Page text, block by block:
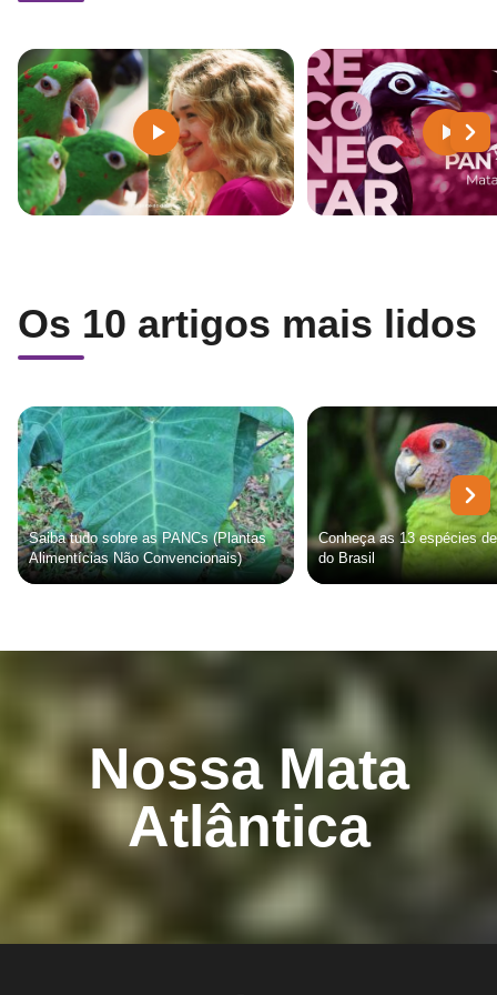
Os 10 artigos mais lidos
Saiba tudo sobre as PANCs (Plantas
Alimentícias Não Convencionais)
Conheça as 13 espécies
do Brasil
Nossa Mata
Atlântica